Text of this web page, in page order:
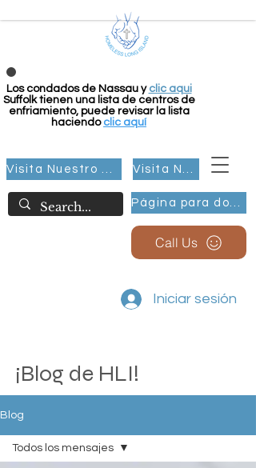
Los condados de Nassau y clic aqui
Suffolk tienen una lista de centros de
enfriamiento, puede revisar la lista
haciendo clic aquí
Página para donar
Visita Nuestro Grupo Visita Nuestro Grupo
Call Us
Iniciar sesión
¡Blog de HLI!
Blog
Todos los mensajes